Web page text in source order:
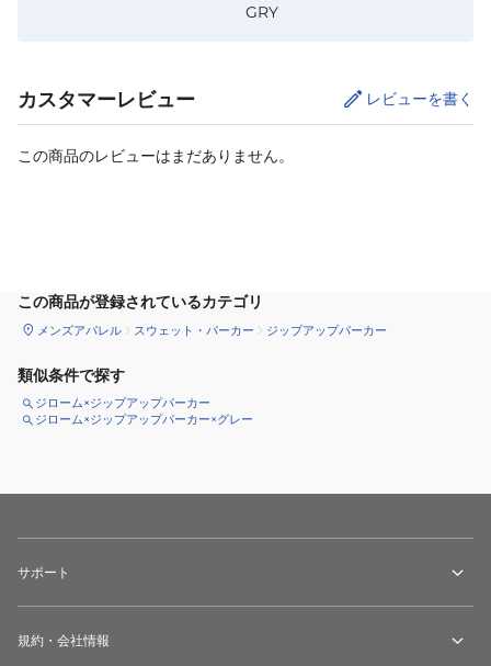
GRY
カスタマーレビュー レビューを書く
この商品のレビューはまだありません。
この商品が登録されているカテゴリ
メンズアパレル スウェット・パーカー ジップアップパーカー
類似条件で探す
ジローム×ジップアップパーカー
ジローム×ジップアップパーカー×グレー
サポート
規約・会社情報